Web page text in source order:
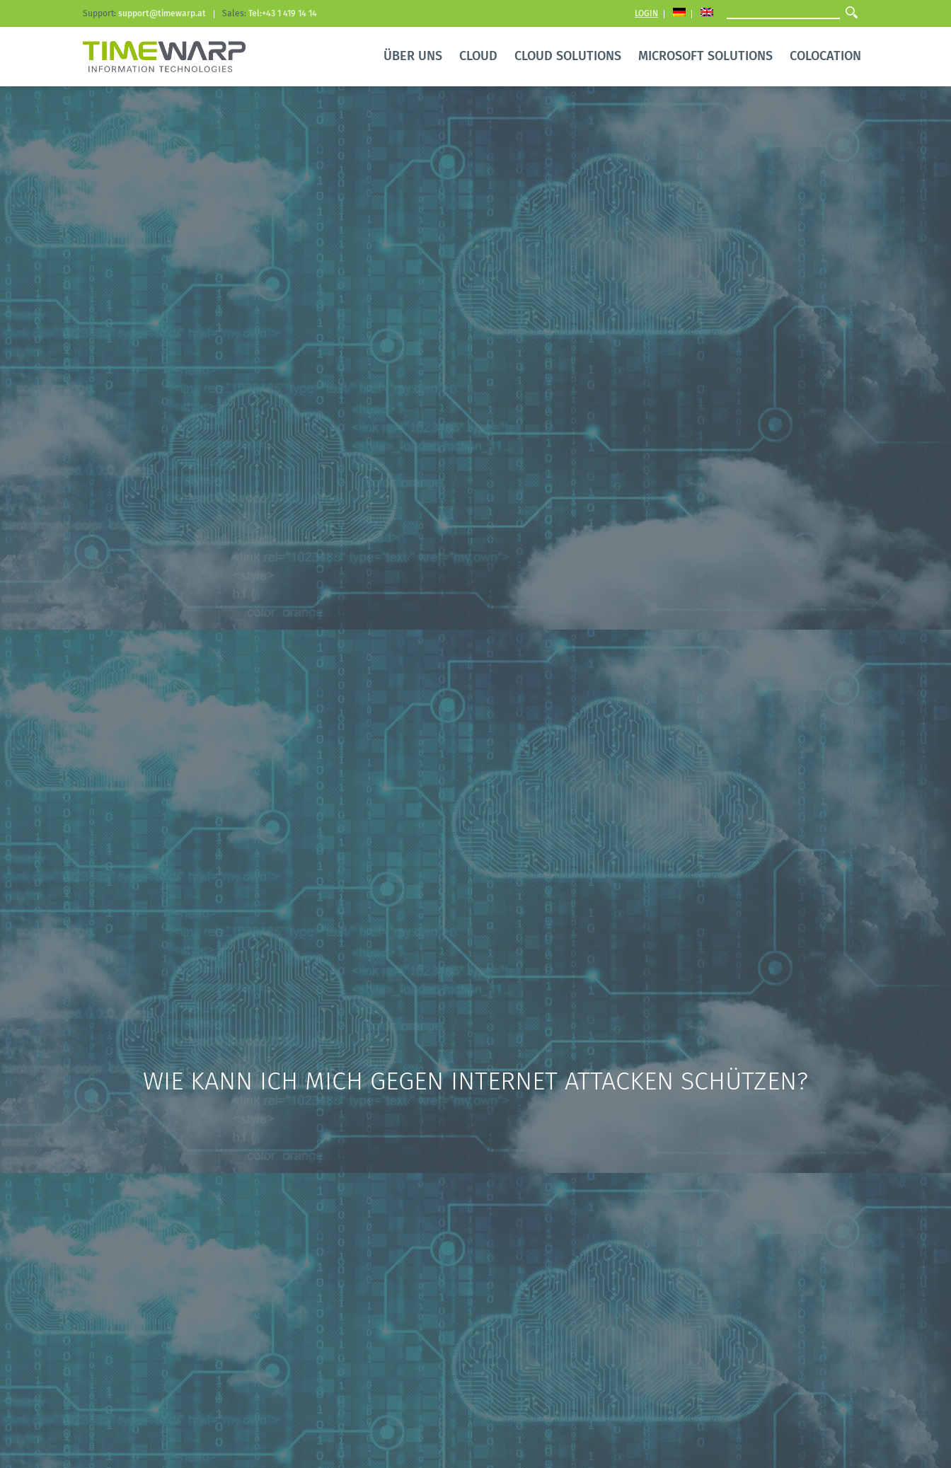
Support: support@timewarp.at Sales: Tel:+43 1 419 14 14 LOGIN
ÜBER UNS CLOUD CLOUD SOLUTIONS MICROSOFT SOLUTIONS COLOCATION
WIE KANN ICH MICH GEGEN INTERNET ATTACKEN SCHÜTZEN?